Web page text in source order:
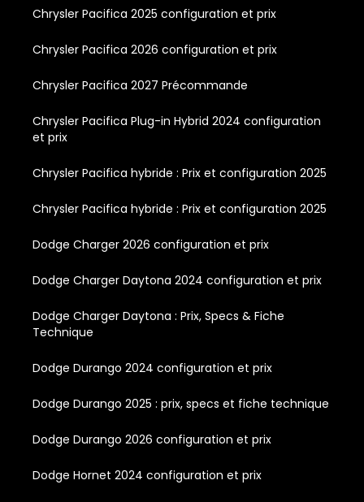
Chrysler Pacifica 2025 configuration et prix
Chrysler Pacifica 2026 configuration et prix
Chrysler Pacifica 2027 Précommande
Chrysler Pacifica Plug-in Hybrid 2024 configuration
et prix
Chrysler Pacifica hybride : Prix et configuration 2025
Chrysler Pacifica hybride : Prix et configuration 2025
Dodge Charger 2026 configuration et prix
Dodge Charger Daytona 2024 configuration et prix
Dodge Charger Daytona : Prix, Specs & Fiche
Technique
Dodge Durango 2024 configuration et prix
Dodge Durango 2025 : prix, specs et fiche technique
Dodge Durango 2026 configuration et prix
Dodge Hornet 2024 configuration et prix